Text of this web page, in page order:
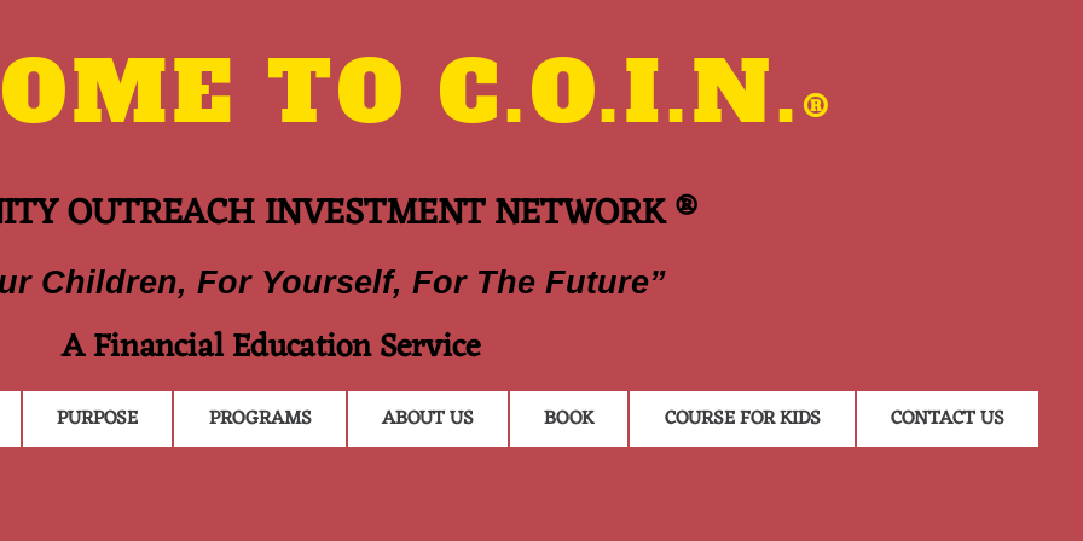
TO C.O.I.N. ®
OUTREACH INVESTMENT NETWORK ®
Children, For Yourself, For The Future”
A Financial Education Service
PURPOSE PROGRAMS ABOUT US BOOK COURSE FOR KIDS CONTACT US